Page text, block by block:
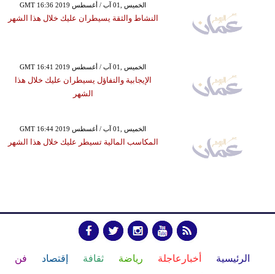
GMT 16:36 2019 الخميس ,01 آب / أغسطس
النشاط والثقة يسيطران عليك خلال هذا الشهر
GMT 16:41 2019 الخميس ,01 آب / أغسطس
الإيجابية والتفاؤل يسيطران عليك خلال هذا
الشهر
GMT 16:44 2019 الخميس ,01 آب / أغسطس
المكاسب المالية تسيطر عليك خلال هذا الشهر
الرئيسية أخبارعاجلة رياضة ثقافة إقتصاد فن